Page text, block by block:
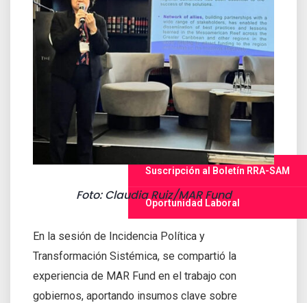
Foto: Claudia Ruiz/MAR Fund
En la sesión de Incidencia Política y
Transformación Sistémica, se compartió la
experiencia de MAR Fund en el trabajo con
gobiernos, aportando insumos clave sobre
Suscripción al Boletín RRA-SAM
Oportunidad Laboral